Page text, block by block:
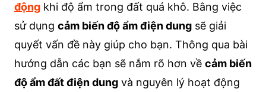
độngkhi độ ẩm trong đất quá khô. Bằng việc
sử dụng cảm biến độ ẩm điện dungsẽ giải
quyết vấn đề này giúp cho bạn. Thông qua bài
hướng dẫn các bạn sẽ nắm rõ hơn về cảm biến
độ ẩm đất điện dungvà nguyên lý hoạt động